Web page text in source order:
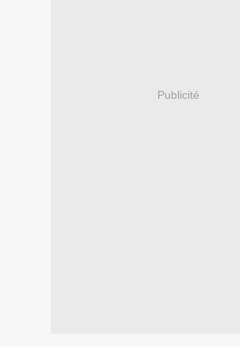
Publicité